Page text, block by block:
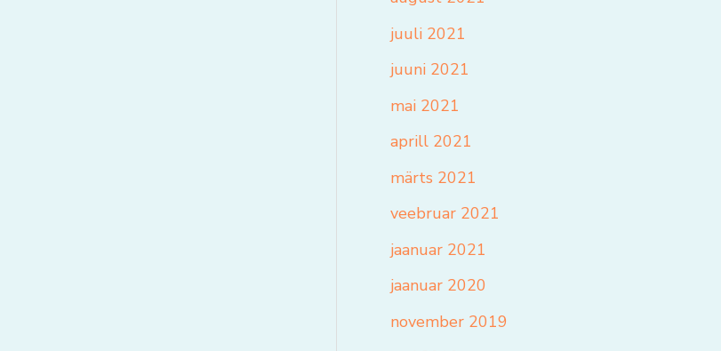
juuli 2021
juuni 2021
mai 2021
aprill 2021
märts 2021
veebruar 2021
jaanuar 2021
jaanuar 2020
november 2019